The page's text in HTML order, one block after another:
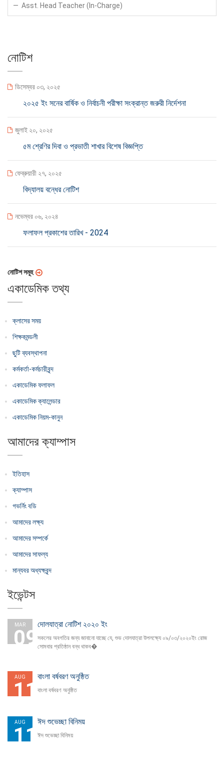
Asst. Head Teacher (In-Charge)
নোটিশ
ডিসেম্বর ০৩, ২০২৫
২০২৫ ইং সনের বার্ষিক ও নির্বাচনী পরীক্ষা সংক্রান্ত জরুরী নির্দেশনা
জুলাই ২০, ২০২৫
৫ম শ্রেণির দিবা ও প্রভাতী শাখার বিশেষ বিজ্ঞপ্তি
ফেব্রুয়ারী ২৭, ২০২৫
বিদ্যালয় বন্ধের নোটিশ
নভেম্বর ০৬, ২০২৪
ফলাফল প্রকাশের তারিখ - 2024
নোটিশ সমূহ
একাডেমিক তথ্য
ক্লাসের সময়
শিক্ষকমন্ডলী
ছুটি ব্যবস্থাপনা
কর্মকর্তা-কর্মচারীবৃন্দ
একাডেমিক ফলাফল
একাডেমিক ক্যালেন্ডার
একাডেমিক নিয়ম-কানুন
আমাদের ক্যাম্পাস
ইতিহাস
ক্যাম্পাস
গভর্নিং বডি
আমাদের লক্ষ্য
আমাদের সম্পর্কে
আমাদের সাফল্য
মান্যবর অধ্যক্ষবৃন্দ
ইভেন্টস
MAR
09
দোলযাত্রা নোটিশ ২০২০ ইং
সকলের অবগতির জন্য জানানো যাচ্ছে যে, শুভ দোলযাত্রা উপলক্ষ্যে ০৯/০৩/২০২০ইং রোজ
সোমবার প্রতিষ্ঠান বন্ধ থাকব�
AUG
11
বাংলা বর্ষবরণ অনুষ্ঠিত
বাংলা বর্ষবরণ অনুষ্ঠিত
AUG
11
ঈদ শুভেচ্ছা বিনিময়
ঈদ শুভেচ্ছা বিনিময়